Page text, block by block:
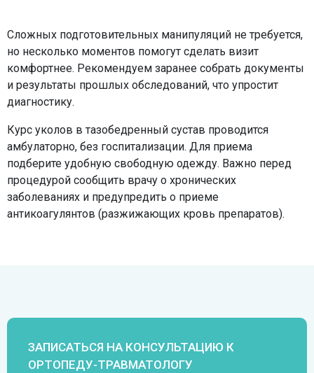
Сложных подготовительных манипуляций не требуется,
но несколько моментов помогут сделать визит
комфортнее. Рекомендуем заранее собрать документы
и результаты прошлых обследований, что упростит
диагностику.
Курс уколов в тазобедренный сустав проводится
амбулаторно, без госпитализации. Для приема
подберите удобную свободную одежду. Важно перед
процедурой сообщить врачу о хронических
заболеваниях и предупредить о приеме
антикоагулянтов (разжижающих кровь препаратов).
ЗАПИСАТЬСЯ НА КОНСУЛЬТАЦИЮ К
ОРТОПЕДУ-ТРАВМАТОЛОГУ